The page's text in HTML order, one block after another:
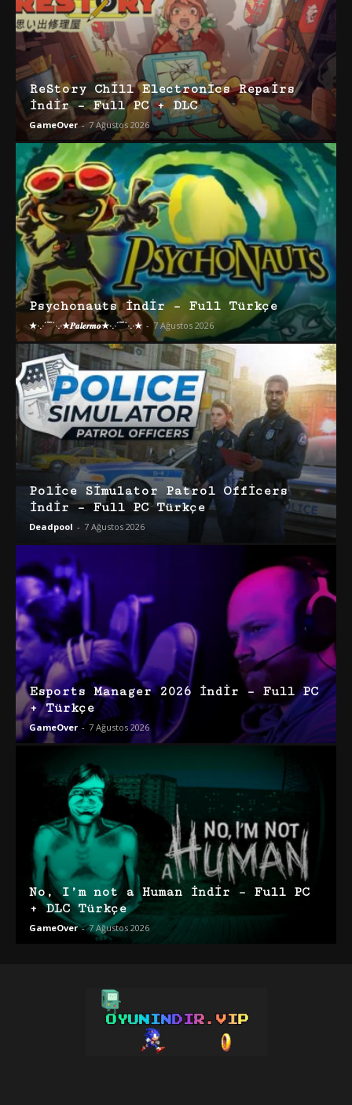
ReStory Chill Electronics Repairs
İndir – Full PC + DLC
GameOver - 7 Ağustos 2026
Psychonauts İndir – Full Türkçe
★·.·´¯`·.·★𝑷𝒂𝒍𝒆𝒓𝒎𝒐★·.·´¯`·.·★ - 7 Ağustos 2026
Police Simulator Patrol Officers
İndir – Full PC Türkçe
Deadpool - 7 Ağustos 2026
Esports Manager 2026 İndir – Full PC
+ Türkçe
GameOver - 7 Ağustos 2026
No, I’m not a Human İndir – Full PC
+ DLC Türkçe
GameOver - 7 Ağustos 2026